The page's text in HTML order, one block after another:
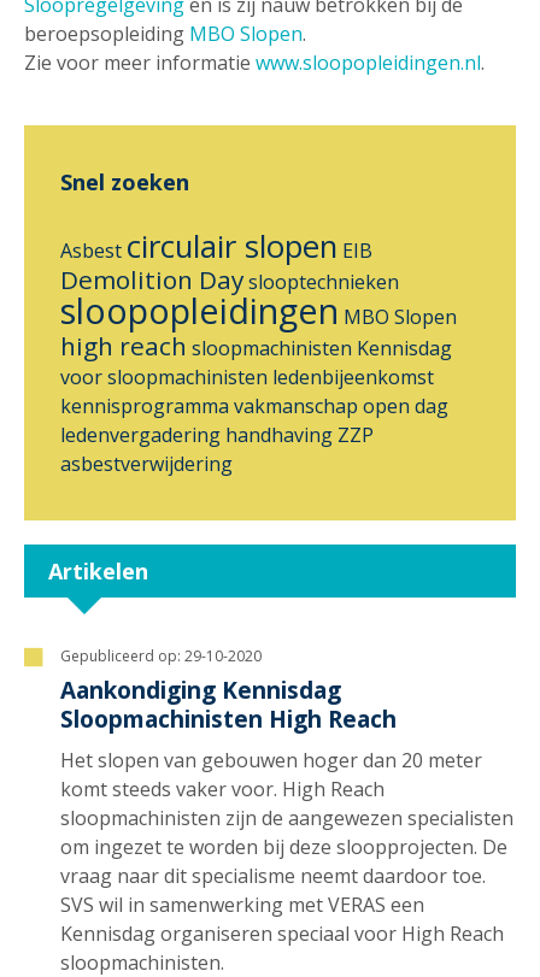
beroepsopleiding MBO Slopen.
Zie voor meer informatie www.sloopopleidingen.nl.
Snel zoeken
Asbest circulair slopen EIB
Demolition Dayslooptechnieken
sloopopleidingen MBO Slopen
high reach sloopmachinisten Kennisdag
voor sloopmachinisten ledenbijeenkomst
kennisprogramma vakmanschap open dag
ledenvergadering handhaving ZZP
asbestverwijdering
Artikelen
Gepubliceerd op: 29-10-2020
Aankondiging Kennisdag
Sloopmachinisten High Reach
Het slopen van gebouwen hoger dan 20 meter
komt steeds vaker voor. High Reach
sloopmachinisten zijn de aangewezen specialisten
om ingezet te worden bij deze sloopprojecten. De
vraag naar dit specialisme neemt daardoor toe.
SVS wil in samenwerking met VERAS een
Kennisdag organiseren speciaal voor High Reach
sloopmachinisten.